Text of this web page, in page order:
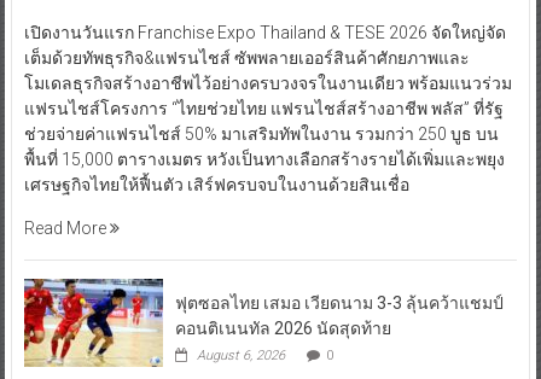
เปิดงานวันแรก Franchise Expo Thailand & TESE 2026 จัดใหญ่จัด
เต็มด้วยทัพธุรกิจ&แฟรนไชส์ ซัพพลายเออร์สินค้าศักยภาพและ
โมเดลธุรกิจสร้างอาชีพไว้อย่างครบวงจรในงานเดียว พร้อมแนวร่วม
แฟรนไชส์โครงการ “ไทยช่วยไทย แฟรนไชส์สร้างอาชีพ พลัส” ที่รัฐ
ช่วยจ่ายค่าแฟรนไชส์ 50% มาเสริมทัพในงาน รวมกว่า 250 บูธ บน
พื้นที่ 15,000 ตารางเมตร หวังเป็นทางเลือกสร้างรายได้เพิ่มและพยุง
เศรษฐกิจไทยให้ฟื้นตัว เสิร์ฟครบจบในงานด้วยสินเชื่อ
Read More
ฟุตซอลไทย เสมอ เวียดนาม 3-3 ลุ้นคว้าแชมป์
คอนติเนนทัล 2026 นัดสุดท้าย
August 6, 2026 0